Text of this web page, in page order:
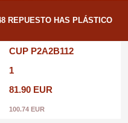
REPUESTO HAS PLÁSTICO
CUP P2A2B112
1
81.90 EUR
100.74 EUR